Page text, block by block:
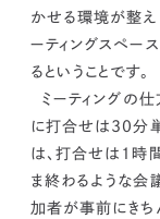
かせる環境が整え
ーティングスペー
るということです。
ミーティングの
に打合せは30分
は、打合せは1時
ま終わるような会
加者が事前にきち